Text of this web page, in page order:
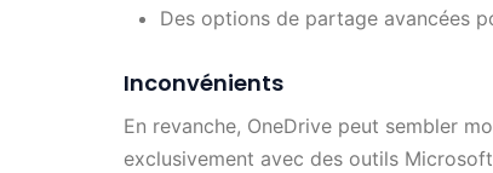
Des options de partage avancées
Inconvénients
En revanche, OneDrive peut sembler
exclusivement avec des outils